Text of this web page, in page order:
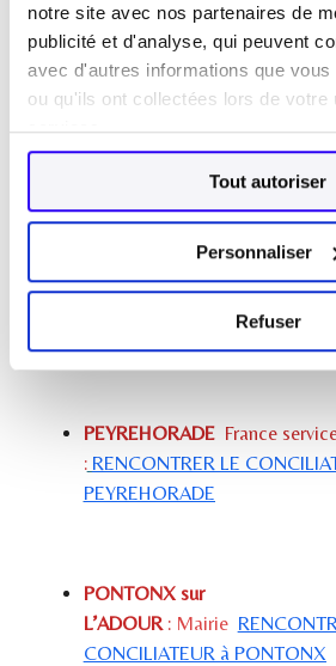
notre site avec nos partenaires de
publicité et d'analyse, qui peuvent
avec d'autres informations que
ou qu'ils ont collectées lors de votre
services.
Tout autoriser
Personnaliser
Refuser
Les LIEUX de
CONCILIATEURS du
judiciaire de
: Mairie : 05 58 89 00 22
CAPBRETON: Pôle social : 05
: Centre social : 05
DAX: Mairie : 05 58 56 80 00
PEYREHORADEFrance
: RENCONTRER LE
PEYREHORADE
PONTONX sur
L’ADOUR: Mairie
CONCILIATEUR à PONTONX